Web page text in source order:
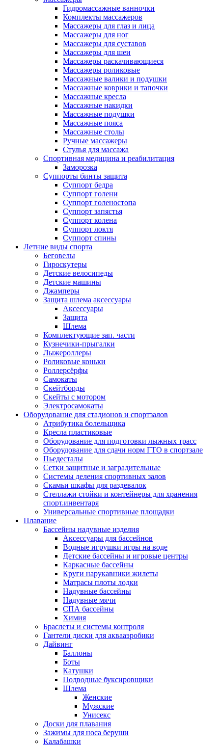
Гидромассажные ванночки
Комплекты массажеров
Массажеры для глаз и лица
Массажеры для ног
Массажеры для суставов
Массажеры для шеи
Массажеры раскачивающиеся
Массажеры роликовые
Массажные валики и подушки
Массажные коврики и тапочки
Массажные кресла
Массажные накидки
Массажные подушки
Массажные пояса
Массажные столы
Ручные массажеры
Стулья для массажа
Спортивная медицина и реабилитация
Заморозка
Суппорты бинты защита
Суппорт бедра
Суппорт голени
Суппорт голеностопа
Суппорт запястья
Суппорт колена
Суппорт локтя
Суппорт спины
Летние виды спорта
Беговелы
Гироскутеры
Детские велосипеды
Детские машины
Джамперы
Защита шлема аксессуары
Аксессуары
Защита
Шлема
Комплектующие зап. части
Кузнечики-прыгалки
Лыжероллеры
Роликовые коньки
Роллерсёрфы
Самокаты
Скейтборды
Скейты с мотором
Электросамокаты
Оборудование для стадионов и спортзалов
Атрибутика болельщика
Кресла пластиковые
Оборудование для подготовки лыжных трасс
Оборудование для сдачи норм ГТО в спортзале
Пьедесталы
Сетки защитные и заградительные
Системы деления спортивных залов
Скамьи шкафы для раздевалок
Стеллажи стойки и контейнеры для хранения
спорт.инвентаря
Универсальные спортивные площадки
Плавание
Бассейны надувные изделия
Аксессуары для бассейнов
Водные игрушки игры на воде
Детские бассейны и игровые центры
Каркасные бассейны
Круги нарукавники жилеты
Матрасы плоты лодки
Надувные бассейны
Надувные мячи
СПА бассейны
Химия
Браслеты и системы контроля
Гантели диски для аквааэробики
Дайвинг
Баллоны
Боты
Катушки
Подводные буксировщики
Шлема
Женские
Мужские
Унисекс
Доски для плавания
Зажимы для носа беруши
Калабашки